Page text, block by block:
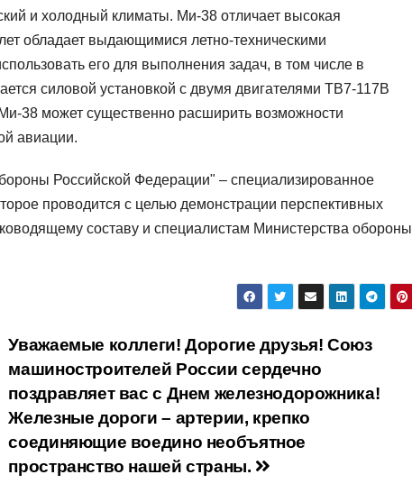
и холодный климаты. Ми-38 отличает высокая
обладает выдающимися летно-техническими
его для выполнения задач, в том числе в
силовой установкой с двумя двигателями ТВ7-117В
38 может существенно расширить возможности
авиации.
Российской Федерации" – специализированное
проводится с целью демонстрации перспективных
составу и специалистам Министерства обороны
Уважаемые коллеги! Дорогие друзья! Союз
машиностроителей России сердечно
поздравляет вас с Днем железнодорожника!
Железные дороги – артерии, крепко
соединяющие воедино необъятное
пространство нашей страны.